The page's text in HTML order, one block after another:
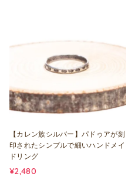
【カレン族シルバー】パドゥアが刻
印されたシンプルで細いハンドメイ
ドリング
¥2,480